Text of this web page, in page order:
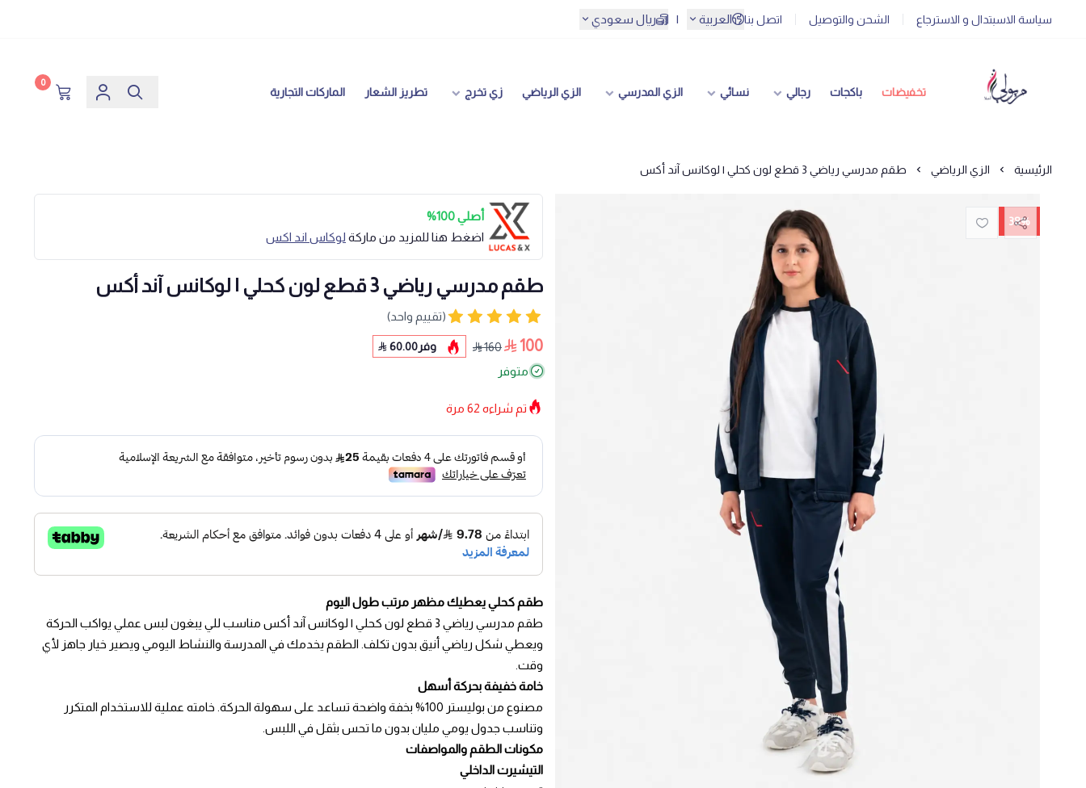
سياسة الاسبتدال و الاسترجاع الشحن والتوصيل اتصل بنا العربية | ريال سعودي
تخفيضات باكجات رجالي نسائي الزي المدرسي الزي الرياضي زي تخرج تطريز الشعار الماركات التجارية
0
الرئيسية الزي الرياضي طقم مدرسي رياضي 3 قطع لون كحلي | لوكانس آند أكس
38%
أصلي 100%
اضغط هنا للمزيد من ماركة لوكاس اند اكس
طقم مدرسي رياضي 3 قطع لون كحلي | لوكانس آند أكس
(تقييم واحد)
100
160 وفر60.00
متوفر
تم شراءه 62 مرة
طقم كحلي يعطيك مظهر مرتب طول اليوم
طقم مدرسي رياضي 3 قطع لون كحلي | لوكانس آند أكس مناسب للي يبغون لبس عملي يواكب الحركة
ويعطي شكل رياضي أنيق بدون تكلف. الطقم يخدمك في المدرسة والنشاط اليومي ويصير خيار جاهز لأي
وقت.
خامة خفيفة بحركة أسهل
مصنوع من بوليستر 100% بخفة واضحة تساعد على سهولة الحركة. خامته عملية للاستخدام المتكرر
وتناسب جدول يومي مليان بدون ما تحس بثقل في اللبس.
مكونات الطقم والمواصفات
التيشيرت الداخلي